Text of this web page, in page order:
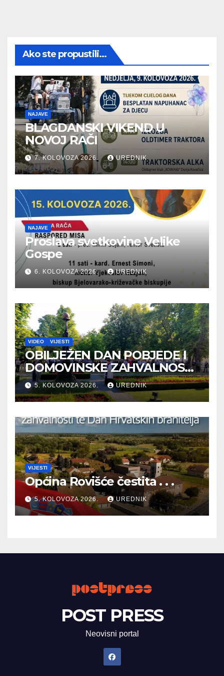
Ako ste propustili...
NAJAVE
BLAGDANSKI VIKEND U
NOVOJ RAČI
7. KOLOVOZA 2026. UREDNIK
NAJAVE
Proslava svetkovine Velike
Gospe
6. KOLOVOZA 2026. UREDNIK
VIDEO VIJESTI
OBILJEŽEN DAN POBJEDE I
DOMOVINSKE ZAHVALNOSTI
TE DAN HRVATSKIH
BRANITELJA
5. KOLOVOZA 2026. UREDNIK
VIJESTI
Općina Rovišće čestita . . .
5. KOLOVOZA 2026. UREDNIK
POST PRESS
Neovisni portal